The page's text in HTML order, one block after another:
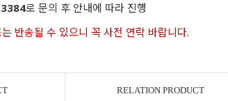
로 문의 후 안내에 따라 진행
반송될 수 있으니 꼭 사전 연락 바랍니다.
RELATION PRODUCT